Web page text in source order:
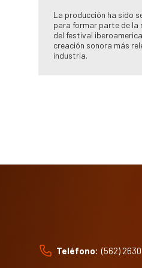
La producción ha sido
para formar parte de la
del festival
creación sonora más
industria.
Teléfono: (562)